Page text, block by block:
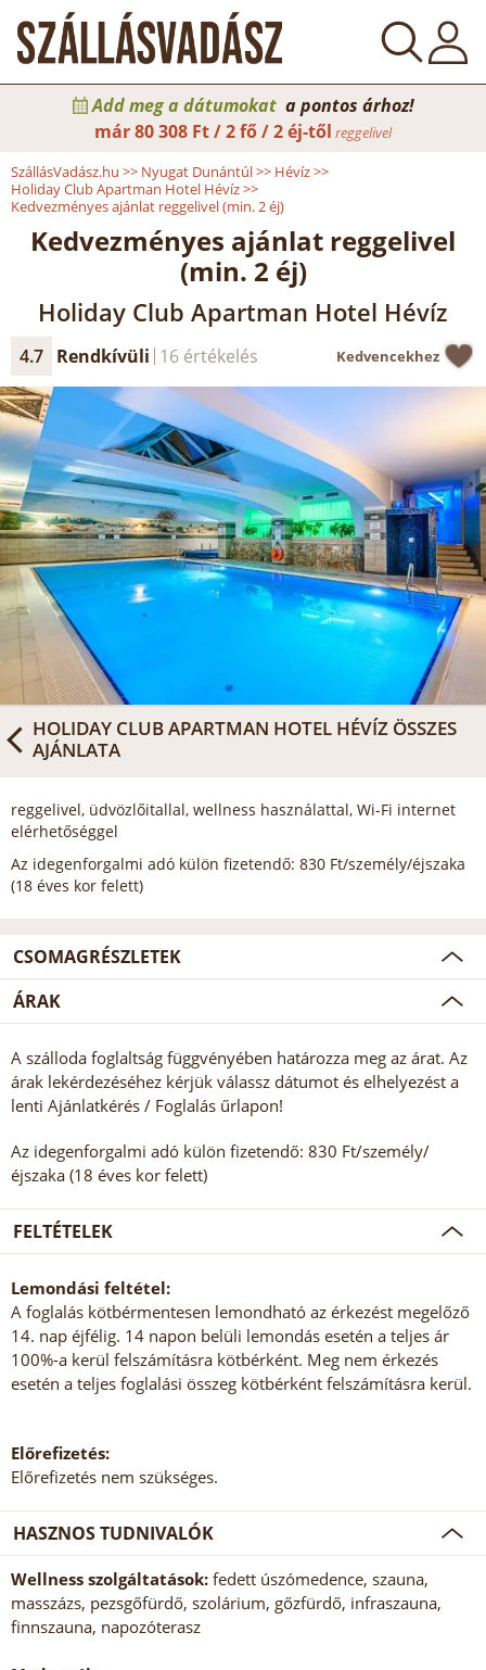
Add meg a dátumokat a pontos árhoz!
már80 308 Ft / 2 fő / 2 éj-től reggelivel
SzállásVadász.hu >> Nyugat Dunántúl>> Hévíz>>
Holiday Club Apartman Hotel Hévíz>>
Kedvezményes ajánlat reggelivel (min. 2 éj)
Kedvezményes ajánlat reggelivel
(min. 2 éj)
Holiday Club Apartman Hotel Hévíz
4.7 Rendkívüli 16 értékelés Kedvencekhez
HOLIDAY CLUB APARTMAN HOTEL HÉVÍZ ÖSSZES
AJÁNLATA
reggelivel, üdvözlőitallal, wellness használattal, Wi-Fi internet
elérhetőséggel
Az idegenforgalmi adó külön fizetendő: 830 Ft/személy/éjszaka
(18 éves kor felett)
CSOMAGRÉSZLETEK
ÁRAK
A szálloda foglaltság függvényében határozza meg az árat. Az
árak lekérdezéséhez kérjük válassz dátumot és elhelyezést a
lenti Ajánlatkérés / Foglalás űrlapon!
Az idegenforgalmi adó külön fizetendő: 830 Ft/személy/
éjszaka (18 éves kor felett)
FELTÉTELEK
Lemondási feltétel:
A foglalás kötbérmentesen lemondható az érkezést megelőző
14. nap éjfélig. 14 napon belüli lemondás esetén a teljes ár
100%-a kerül felszámításra kötbérként. Meg nem érkezés
esetén a teljes foglalási összeg kötbérként felszámításra kerül.
Előrefizetés:
Előrefizetés nem szükséges.
HASZNOS TUDNIVALÓK
Wellness szolgáltatások: fedett úszómedence, szauna,
masszázs, pezsgőfürdő, szolárium, gőzfürdő, infraszauna,
finnszauna, napozóterasz